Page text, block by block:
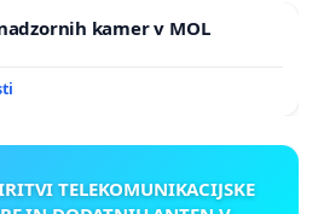
kamer v MOL
TELEKOMUNIKACIJSKE